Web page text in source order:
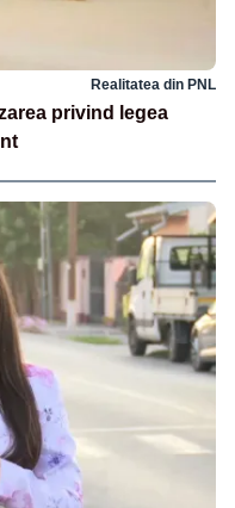
Realitatea din PNL
privind legea